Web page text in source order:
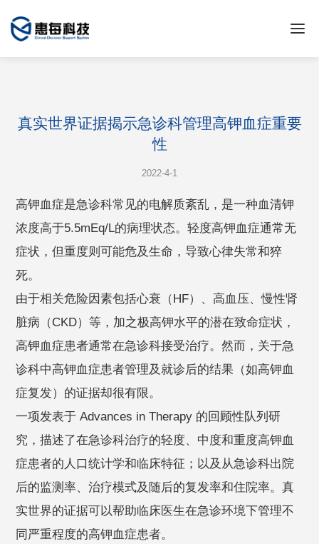
真实世界证据揭示急诊科管理高钾血症重要
性
2022-4-1
高钾血症是急诊科常见的电解质紊乱，是一种血清钾
浓度高于5.5mEq/L的病理状态。轻度高钾血症通常无
症状，但重度则可能危及生命，导致心律失常和猝
死。
由于相关危险因素包括心衰（HF）、高血压、慢性肾
脏病（CKD）等，加之极高钾水平的潜在致命症状，
高钾血症患者通常在急诊科接受治疗。然而，关于急
诊科中高钾血症患者管理及就诊后的结果（如高钾血
症复发）的证据却很有限。
一项发表于 Advances in Therapy 的回顾性队列研
究，描述了在急诊科治疗的轻度、中度和重度高钾血
症患者的人口统计学和临床特征；以及从急诊科出院
后的监测率、治疗模式及随后的复发率和住院率。真
实世界的证据可以帮助临床医生在急诊环境下管理不
同严重程度的高钾血症患者。